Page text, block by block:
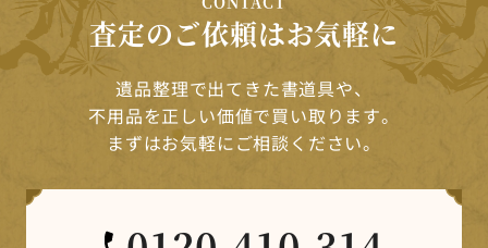
査定のご依頼はお気軽に
遺品整理で出てきた書道具や、
不用品を正しい価値で買い取ります。
まずはお気軽にご相談ください。